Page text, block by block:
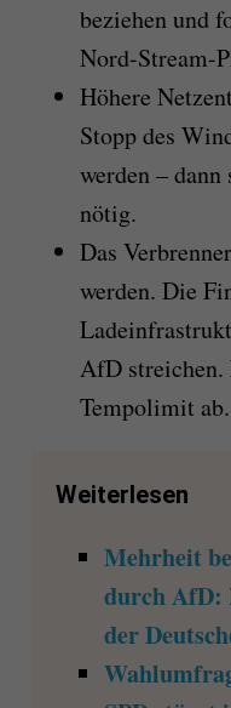
beziehen und
Nord-Stream-
Höhere
Stopp des
werden –
nötig.
Das
werden. Die
AfD
Tempolimit ab.
Weiterlesen
Mehrheit
durch AfD:
der